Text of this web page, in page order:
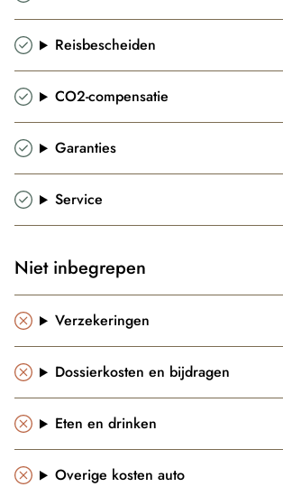
Reisbescheiden
CO2-compensatie
Garanties
Service
Niet inbegrepen
Verzekeringen
Dossierkosten en bijdragen
Eten en drinken
Overige kosten auto